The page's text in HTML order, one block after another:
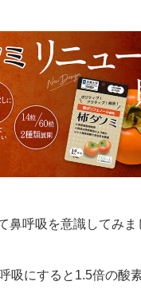
鼻呼吸を意識してみま
吸にすると1.5倍の酸